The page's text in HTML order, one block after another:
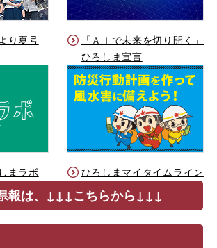
り夏号
「ＡＩで未来を切り開く」
ひろしま宣言
まラボ ひろしまマイタイムライン
報は、↓↓↓こちらから↓↓↓